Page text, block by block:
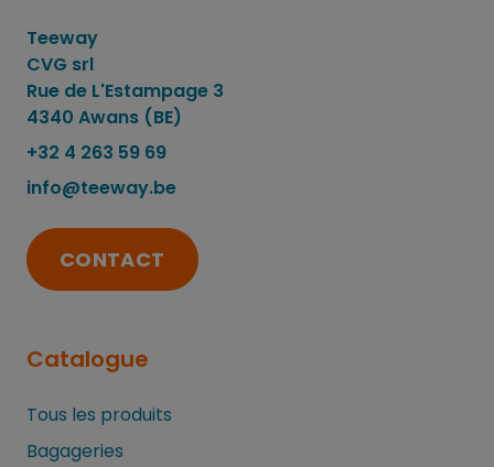
Teeway
CVG srl
Rue de L'Estampage 3
4340 Awans (BE)
+32 4 263 59 69
info@teeway.be
CONTACT
Catalogue
Tous les produits
Bagageries